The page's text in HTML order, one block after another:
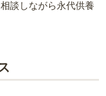
談しながら永代供養